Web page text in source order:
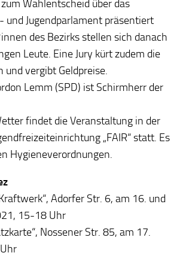
Wahlentscheid über das
und Jugendparlament präsentiert
des Bezirks stellen sich danach
Leute. Eine Jury kürt zudem die
und vergibt Geldpreise.
Lemm (SPD) ist Schirmherr der
findet die Veranstaltung in der
„FAIR“ statt. Es
Hygieneverordnungen.
Adorfer Str. 6, am 16. und
15-18 Uhr
Nossener Str. 85, am 17.